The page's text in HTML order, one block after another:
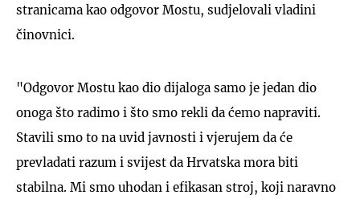
stranicama kao odgovor Mostu, sudjelovali vladini
činovnici.
"Odgovor Mostu kao dio dijaloga samo je jedan dio
onoga što radimo i što smo rekli da ćemo napraviti.
Stavili smo to na uvid javnosti i vjerujem da će
prevladati razum i svijest da Hrvatska mora biti
stabilna. Mi smo uhodan i efikasan stroj, koji naravno